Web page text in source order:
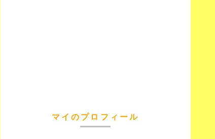
マイのプロフィール